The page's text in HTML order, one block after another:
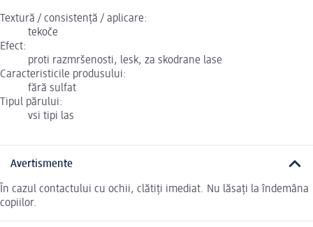
Textură / consistență / aplicare:
tekoče
Efect:
proti razmršenosti, lesk, za skodrane lase
Caracteristicile produsului:
fără sulfat
Tipul părului:
vsi tipi las
Avertismente
În cazul contactului cu ochii, clătiți imediat. Nu lăsați la îndemâna
copiilor.